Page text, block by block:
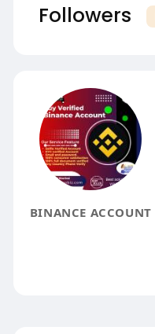
Followers
BINANCE ACCOUNT